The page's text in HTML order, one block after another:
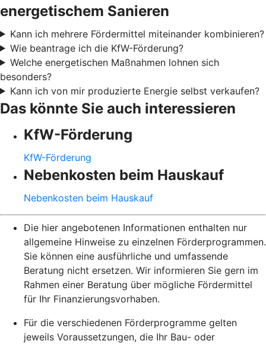
energetischem Sanieren
Kann ich mehrere Fördermittel miteinander kombinieren?
Wie beantrage ich die KfW-Förderung?
Welche energetischen Maßnahmen lohnen sich
besonders?
Kann ich von mir produzierte Energie selbst verkaufen?
Das könnte Sie auch interessieren
KfW-Förderung
KfW-Förderung
Nebenkosten beim Hauskauf
Nebenkosten beim Hauskauf
Die hier angebotenen Informationen enthalten nur
allgemeine Hinweise zu einzelnen Förderprogrammen.
Sie können eine ausführliche und umfassende
Beratung nicht ersetzen. Wir informieren Sie gern im
Rahmen einer Beratung über mögliche Fördermittel
für Ihr Finanzierungsvorhaben.
Für die verschiedenen Förderprogramme gelten
jeweils Voraussetzungen, die Ihr Bau- oder